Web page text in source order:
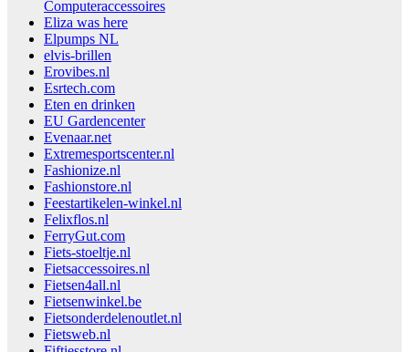
Computeraccessoires
Eliza was here
Elpumps NL
elvis-brillen
Erovibes.nl
Esrtech.com
Eten en drinken
EU Gardencenter
Evenaar.net
Extremesportscenter.nl
Fashionize.nl
Fashionstore.nl
Feestartikelen-winkel.nl
Felixflos.nl
FerryGut.com
Fiets-stoeltje.nl
Fietsaccessoires.nl
Fietsen4all.nl
Fietsenwinkel.be
Fietsonderdelenoutlet.nl
Fietsweb.nl